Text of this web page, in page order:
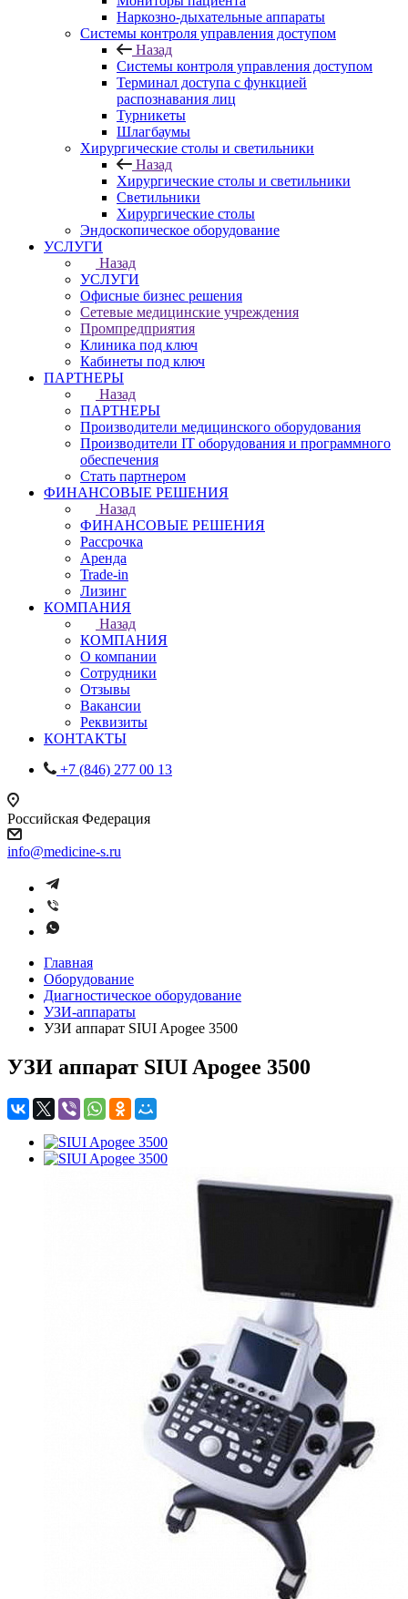
Наркозно-дыхательные аппараты
Системы контроля управления доступом
Назад
Системы контроля управления доступом
Терминал доступа с функцией
распознавания лиц
Турникеты
Шлагбаумы
Хирургические столы и светильники
Назад
Хирургические столы и светильники
Светильники
Хирургические столы
Эндоскопическое оборудование
УСЛУГИ
Назад
УСЛУГИ
Офисные бизнес решения
Сетевые медицинские учреждения
Промпредприятия
Клиника под ключ
Кабинеты под ключ
ПАРТНЕРЫ
Назад
ПАРТНЕРЫ
Производители медицинского оборудования
Производители IT оборудования и программного
обеспечения
Стать партнером
ФИНАНСОВЫЕ РЕШЕНИЯ
Назад
ФИНАНСОВЫЕ РЕШЕНИЯ
Рассрочка
Аренда
Trade-in
Лизинг
КОМПАНИЯ
Назад
КОМПАНИЯ
О компании
Сотрудники
Отзывы
Вакансии
Реквизиты
КОНТАКТЫ
+7 (846) 277 00 13
Российская Федерация
info@medicine-s.ru
Главная
Оборудование
Диагностическое оборудование
УЗИ-аппараты
УЗИ аппарат SIUI Apogee 3500
УЗИ аппарат SIUI Apogee 3500